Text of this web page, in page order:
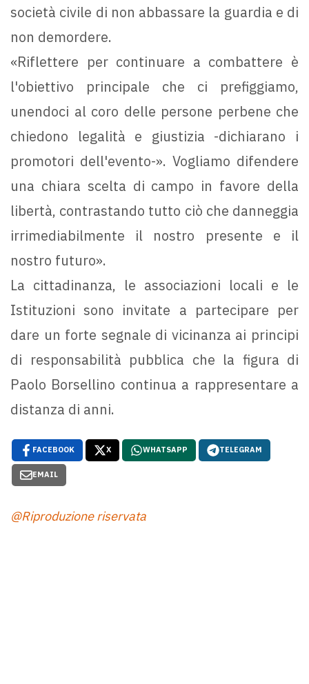
società civile di non abbassare la guardia e di
non demordere.
«Riflettere per continuare a combattere è
l'obiettivo principale che ci prefiggiamo,
unendoci al coro delle persone perbene che
chiedono legalità e giustizia -dichiarano i
promotori dell'evento-». Vogliamo difendere
una chiara scelta di campo in favore della
libertà, contrastando tutto ciò che danneggia
irrimediabilmente il nostro presente e il
nostro futuro».
La cittadinanza, le associazioni locali e le
Istituzioni sono invitate a partecipare per
dare un forte segnale di vicinanza ai principi
di responsabilità pubblica che la figura di
Paolo Borsellino continua a rappresentare a
distanza di anni.
FACEBOOK X WHATSAPP TELEGRAM
EMAIL
@Riproduzione riservata